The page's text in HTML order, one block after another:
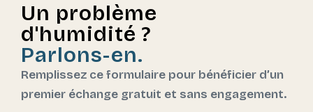
Un problème
d'humidité ?
Parlons-en.
Remplissez ce formulaire pour bénéficier d’un
premier échange gratuit et sans engagement.